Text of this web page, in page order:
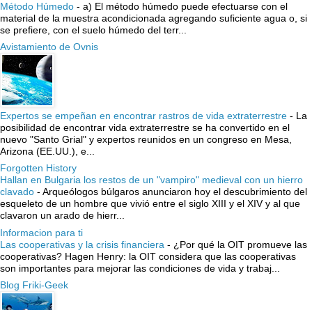
Método Húmedo - a) El método húmedo puede efectuarse con el
material de la muestra acondicionada agregando suficiente agua o, si
se prefiere, con el suelo húmedo del terr...
Avistamiento de Ovnis
Expertos se empeñan en encontrar rastros de vida extraterrestre - La
posibilidad de encontrar vida extraterrestre se ha convertido en el
nuevo "Santo Grial" y expertos reunidos en un congreso en Mesa,
Arizona (EE.UU.), e...
Forgotten History
Hallan en Bulgaria los restos de un "vampiro" medieval con un hierro
clavado - Arqueólogos búlgaros anunciaron hoy el descubrimiento del
esqueleto de un hombre que vivió entre el siglo XIII y el XIV y al que
clavaron un arado de hierr...
Informacion para ti
Las cooperativas y la crisis financiera - ¿Por qué la OIT promueve las
cooperativas? Hagen Henry: la OIT considera que las cooperativas
son importantes para mejorar las condiciones de vida y trabaj...
Blog Friki-Geek